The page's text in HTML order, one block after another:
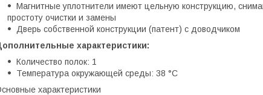
Магнитные уплотнители имеют цельную конструкцию,
простоту очистки и замены
Дверь собственной конструкции (патент) с доводчиком
характеристики:
Количество полок: 1
Температура окружающей среды: 38 °C
характеристики